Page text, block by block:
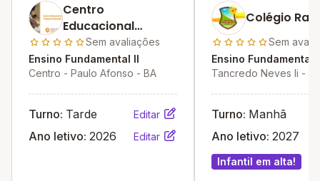
Centro
Educacional
Pequeno Aprendiz
Sem avaliações
Ensino Fundamental II
Centro - Paulo Afonso - BA
Turno: Tarde Editar
Ano letivo: 2026 Editar
Colégio
Sem
Ensino Fundamental
Tancredo Neves Ii -
Turno: Manhã
Ano letivo: 2027
Infantil em alta!